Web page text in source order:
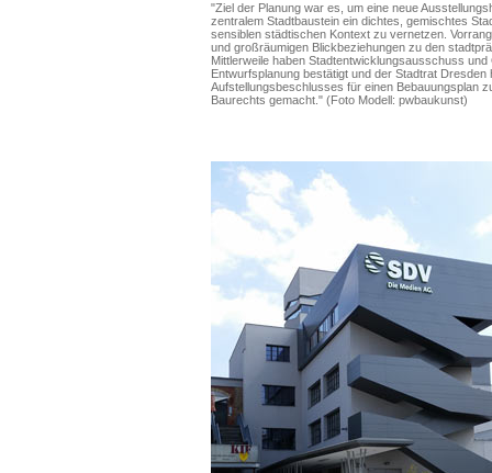
"Ziel der Planung war es, um eine neue
zentralem Stadtbaustein ein dichtes, gemischtes
sensiblen städtischen Kontext zu vernetzen.
und großräumigen Blickbeziehungen zu den
Mittlerweile haben Stadtentwicklungsausschuss
Entwurfsplanung bestätigt und der Stadtrat Dresden
Aufstellungsbeschlusses für einen Bebauungsplan
Baurechts gemacht." (Foto Modell: pwbaukunst)